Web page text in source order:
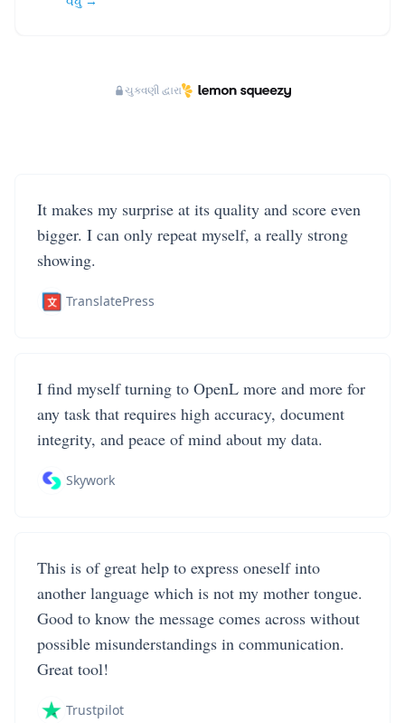
ચુકવણી દ્વારા
It makes my surprise at its quality and score even
bigger. I can only repeat myself, a really strong
showing.
TranslatePress
I find myself turning to OpenL more and more for
any task that requires high accuracy, document
integrity, and peace of mind about my data.
Skywork
This is of great help to express oneself into
another language which is not my mother tongue.
Good to know the message comes across without
possible misunderstandings in communication.
Great tool!
Trustpilot